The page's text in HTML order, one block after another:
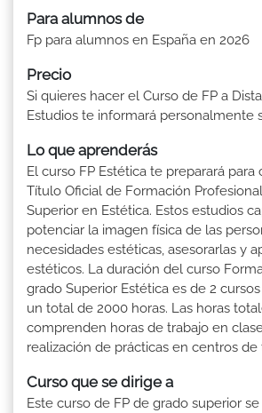
Para alumnos de
Fp para alumnos en España en 2026
Precio
Si quieres hacer el Curso de FP a
Estudios te informará personalmente
Lo que aprenderás
El curso FP Estética te preparará para
Título Oficial de Formación
Superior en Estética. Estos estudios
potenciar la imagen física de las
necesidades estéticas, asesorarlas y
estéticos. La duración del curso
grado Superior Estética es de 2
un total de 2000 horas. Las horas
comprenden horas de trabajo en
realización de prácticas en centros de
Curso que se dirige a
Este curso de FP de grado superior